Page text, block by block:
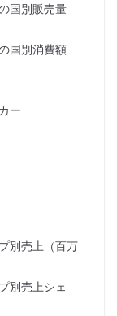
国別販売量
国別消費額
ー
別売上（百万
別売上シェ